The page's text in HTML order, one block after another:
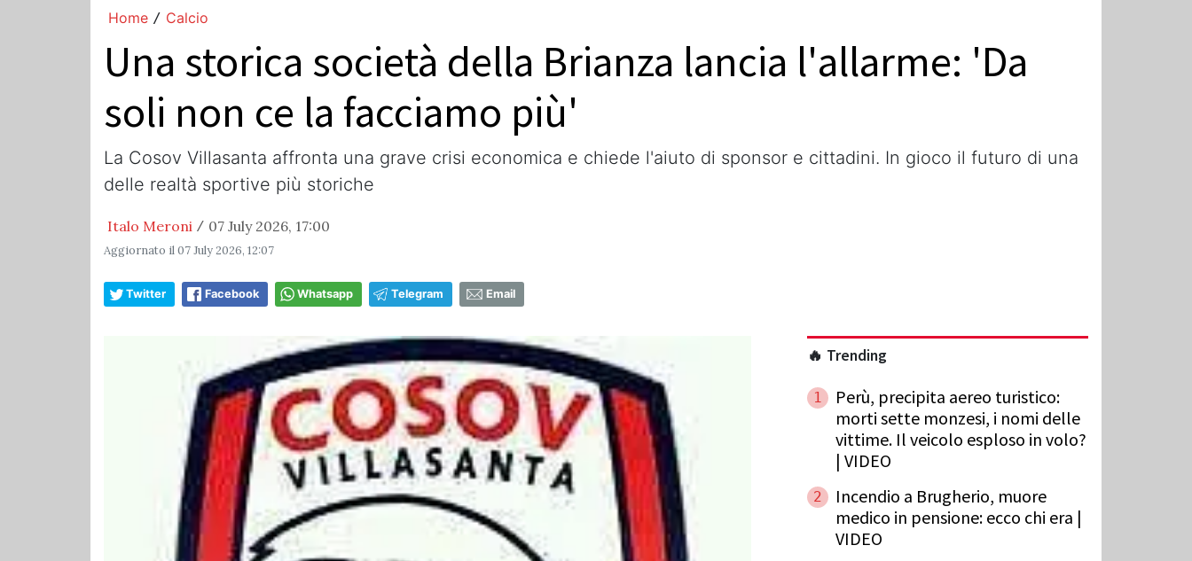
Home / Calcio
Una storica società della Brianza lancia l'allarme: 'Da
soli non ce la facciamo più'
La Cosov Villasanta affronta una grave crisi economica e chiede l'aiuto di sponsor e cittadini. In gioco il futuro di una
delle realtà sportive più storiche
Italo Meroni / 07 July 2026, 17:00
Aggiornato il07 July 2026, 12:07
Twitter Facebook Whatsapp Telegram Email
🔥 Trending
1
Perù, precipita aereo turistico:
morti sette monzesi, i nomi delle
vittime. Il veicolo esploso in volo?
| VIDEO
2
Incendio a Brugherio, muore
medico in pensione: ecco chi era |
VIDEO